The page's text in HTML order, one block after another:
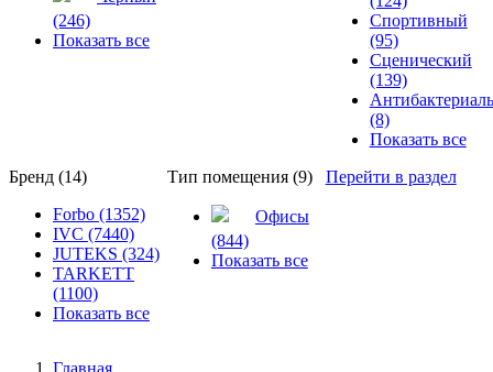
(246)
Показать все
Спортивный
(95)
Сценический
(139)
(8)
Показать все
Бренд (14)
Forbo (1352)
IVC (7440)
JUTEKS (324)
TARKETT
(1100)
Показать все
Тип помещения (9)
Офисы
(844)
Показать все
Перейти в раздел